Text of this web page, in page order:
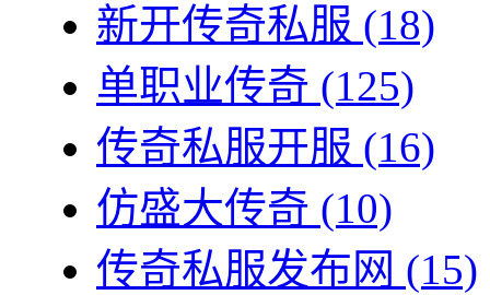
新开传奇私服 (18)
单职业传奇 (125)
传奇私服开服 (16)
仿盛大传奇 (10)
传奇私服发布网 (15)